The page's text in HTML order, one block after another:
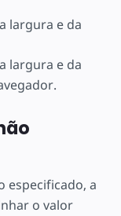
largura e da
largura e da
especificado, a
o valor